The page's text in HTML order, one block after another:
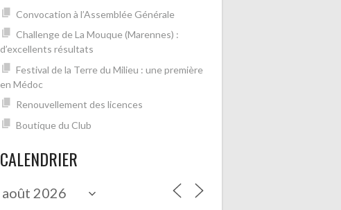
Convocation à l’Assemblée Générale
Challenge de La Mouque (Marennes) :
d’excellents résultats
Festival de la Terre du Milieu : une première
en Médoc
Renouvellement des licences
Boutique du Club
CALENDRIER